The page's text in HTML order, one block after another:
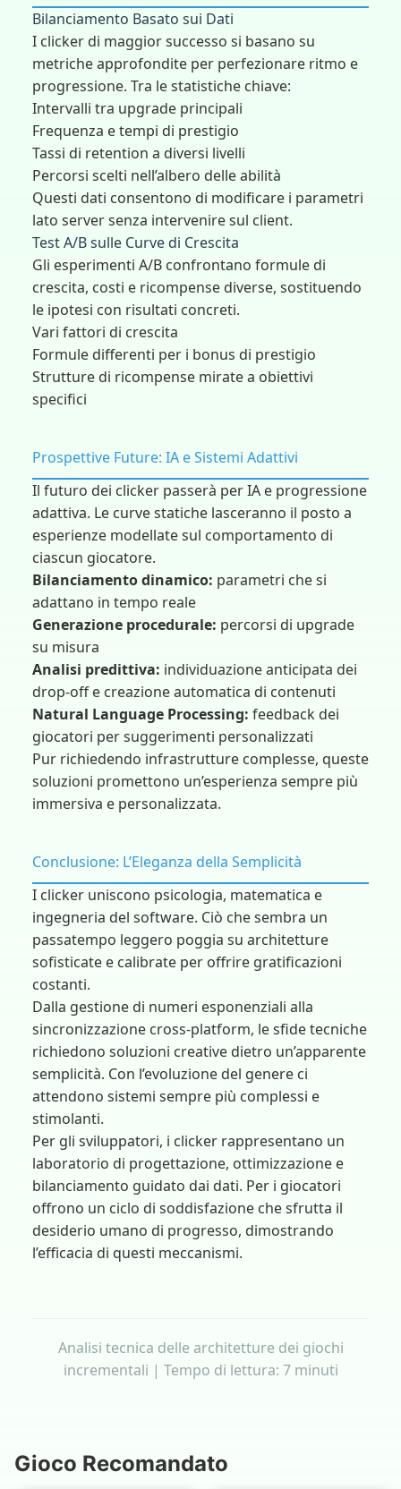
Bilanciamento Basato sui Dati
I clicker di maggior successo si basano su
metriche approfondite per perfezionare ritmo e
progressione. Tra le statistiche chiave:
Intervalli tra upgrade principali
Frequenza e tempi di prestigio
Tassi di retention a diversi livelli
Percorsi scelti nell’albero delle abilità
Questi dati consentono di modificare i parametri
lato server senza intervenire sul client.
Test A/B sulle Curve di Crescita
Gli esperimenti A/B confrontano formule di
crescita, costi e ricompense diverse, sostituendo
le ipotesi con risultati concreti.
Vari fattori di crescita
Formule differenti per i bonus di prestigio
Strutture di ricompense mirate a obiettivi
specifici
Prospettive Future: IA e Sistemi Adattivi
Il futuro dei clicker passerà per IA e progressione
adattiva. Le curve statiche lasceranno il posto a
esperienze modellate sul comportamento di
ciascun giocatore.
Bilanciamento dinamico: parametri che si
adattano in tempo reale
Generazione procedurale: percorsi di upgrade
su misura
Analisi predittiva: individuazione anticipata dei
drop-off e creazione automatica di contenuti
Natural Language Processing: feedback dei
giocatori per suggerimenti personalizzati
Pur richiedendo infrastrutture complesse, queste
soluzioni promettono un’esperienza sempre più
immersiva e personalizzata.
Conclusione: L’Eleganza della Semplicità
I clicker uniscono psicologia, matematica e
ingegneria del software. Ciò che sembra un
passatempo leggero poggia su architetture
sofisticate e calibrate per offrire gratificazioni
costanti.
Dalla gestione di numeri esponenziali alla
sincronizzazione cross-platform, le sfide tecniche
richiedono soluzioni creative dietro un’apparente
semplicità. Con l’evoluzione del genere ci
attendono sistemi sempre più complessi e
stimolanti.
Per gli sviluppatori, i clicker rappresentano un
laboratorio di progettazione, ottimizzazione e
bilanciamento guidato dai dati. Per i giocatori
offrono un ciclo di soddisfazione che sfrutta il
desiderio umano di progresso, dimostrando
l’efficacia di questi meccanismi.
Analisi tecnica delle architetture dei giochi
incrementali | Tempo di lettura: 7 minuti
Gioco Recomandato